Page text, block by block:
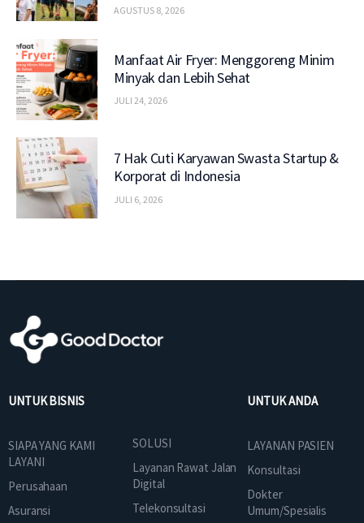
AGUSTUS 8, 2026
Manfaat Air Fryer: Menggoreng Minim
Minyak dan Lebih Sehat
JULI 24, 2026
7 Hak Cuti Karyawan Swasta Startup &
Korporat di Indonesia
JULI 6, 2026
UNTUK BISNIS
SIAPA YANG KAMI
LAYANI
Perusahaan
Asuransi
SOLUSI
Layanan Rawat Jalan
Digital
Telekonsultasi
UNTUK ANDA
LAYANAN PASIEN
Konsultasi
Dokter
Umum/Spesialis